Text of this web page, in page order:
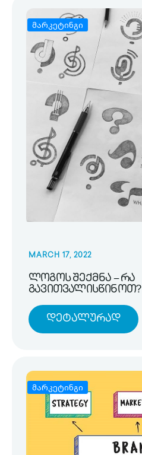
მარკეტინგი
MARCH 17, 2022
ლოგოს შექმნა – რა
გავითვალისწინოთ?
Დეტალურად
მარკეტინგი